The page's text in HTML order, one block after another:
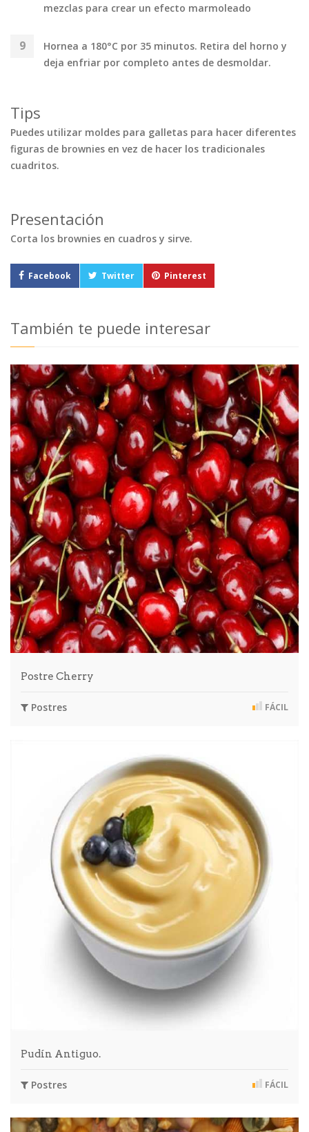
mezclas para crear un efecto marmoleado
Hornea a 180°C por 35 minutos. Retira del horno y
deja enfriar por completo antes de desmoldar.
Tips
Puedes utilizar moldes para galletas para hacer diferentes
figuras de brownies en vez de hacer los tradicionales
cuadritos.
Presentación
Corta los brownies en cuadros y sirve.
Facebook Twitter Pinterest
También te puede interesar
Postre Cherry
Postres FÁCIL
Pudín Antiguo.
Postres FÁCIL